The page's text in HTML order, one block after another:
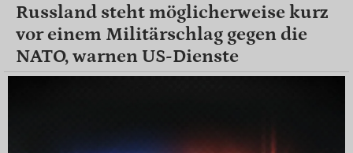
Russland steht möglicherweise kurz
vor einem Militärschlag gegen die
NATO, warnen US-Dienste